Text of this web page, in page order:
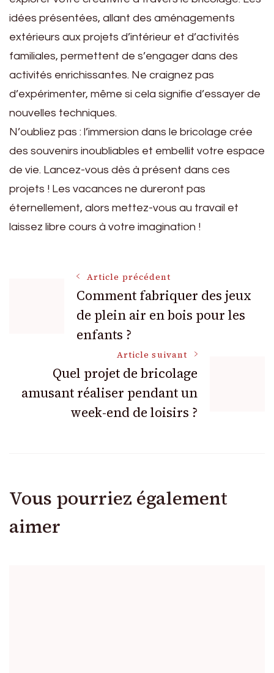
idées présentées, allant des aménagements
extérieurs aux projets d’intérieur et d’activités
familiales, permettent de s’engager dans des
activités enrichissantes. Ne craignez pas
d’expérimenter, même si cela signifie d’essayer de
nouvelles techniques.
N’oubliez pas : l’immersion dans le bricolage crée
des souvenirs inoubliables et embellit votre espace
de vie. Lancez-vous dès à présent dans ces
projets ! Les vacances ne dureront pas
éternellement, alors mettez-vous au travail et
laissez libre cours à votre imagination !
Navigation
articles
Article précédent
Comment fabriquer des jeux
de plein air en bois pour les
enfants ?
Article suivant
Quel projet de bricolage
amusant réaliser pendant un
week-end de loisirs ?
Vous pourriez également
aimer